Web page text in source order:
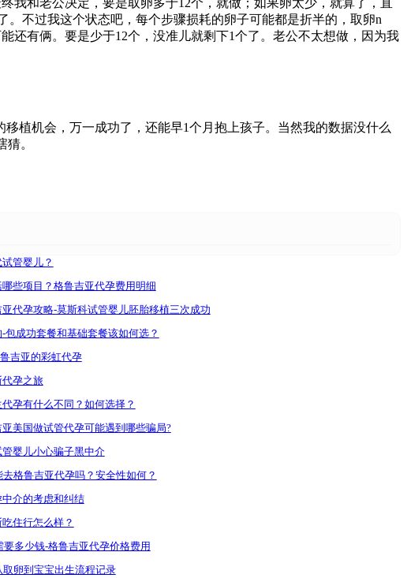
不过我这个状态吧，每个步骤损耗的卵子可能都是折半的，取卵n
还有俩。要是少于12个，没准儿就剩下1个了。老公不太想做，因为我
植机会，万一成功了，还能早1个月抱上孩子。当然我的数据没什么
。
管婴儿？
些项目？格鲁吉亚代孕费用明细
代孕攻略-莫斯科试管婴儿胚胎移植三次成功
包成功套餐和基础套餐该如何选？
吉亚的彩虹代孕
孕之旅
孕有什么不同？如何选择？
美国做试管代孕可能遇到哪些骗局?
婴儿小心骗子黑中介
格鲁吉亚代孕吗？安全性如何？
介的考虑和纠结
住行怎么样？
多少钱-格鲁吉亚代孕价格费用
卵到宝宝出生流程记录